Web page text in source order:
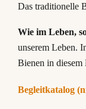
Das traditionelle
Wie im Leben,
unserem Leben.
Bienen in
Begleitkatalog